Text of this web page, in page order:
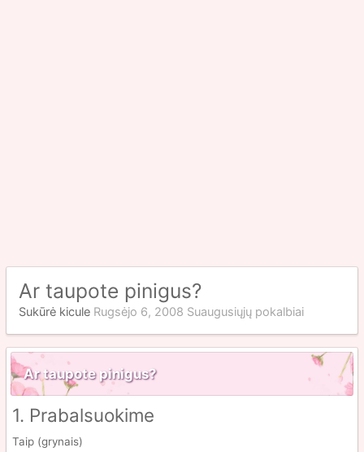
Ar taupote pinigus?
Sukūrė kicule Rugsėjo 6, 2008 Suaugusiųjų pokalbiai
Ar taupote pinigus?
1. Prabalsuokime
Taip (grynais)